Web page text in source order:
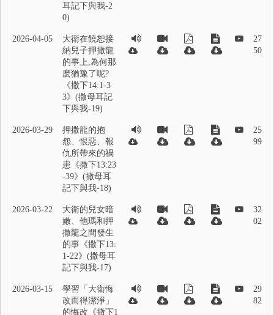
耳記下與我-2
0)
2026-04-05
大衛在饒恕接
納兒子押撒龍
的事上,為何那
麽猶豫了呢?
《撒下14:1-3
3》(撒母耳記
下與我-19)
27
50
2026-03-29
押撒龍的抱
怨、恨惡、報
仇所帶來的禍
患《撒下13:23
-39》(撒母耳
記下與我-18)
25
99
2026-03-22
大衛的兒女暗
嫩、他瑪和押
撒龍之間發生
的事《撒下13:
1-22》(撒母耳
記下與我-17)
32
02
2026-03-15
學習「大衛悔
改而得潔淨」
的悔改《撒下1
29
82